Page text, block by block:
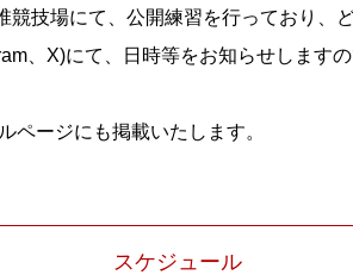
技場にて、公開練習を行っており、
、X)にて、日時等をお知らせしますの
ージにも掲載いたします。
スケジュール